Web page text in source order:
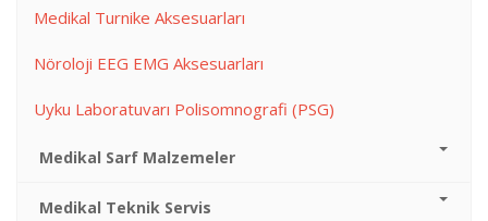
Medikal Turnike Aksesuarları
Nöroloji EEG EMG Aksesuarları
Uyku Laboratuvarı Polisomnografi (PSG)
Medikal Sarf Malzemeler
Medikal Teknik Servis